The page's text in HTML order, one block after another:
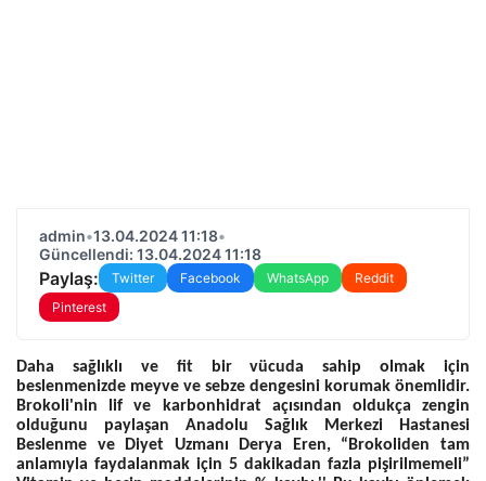
admin•13.04.2024 11:18•
Güncellendi: 13.04.2024 11:18
Paylaş: Twitter Facebook WhatsApp
Reddit
Pinterest
Daha sağlıklı ve fit bir vücuda sahip olmak için
beslenmenizde meyve ve sebze dengesini korumak önemlidir.
Brokoli'nin lif ve karbonhidrat açısından oldukça zengin
olduğunu paylaşan Anadolu Sağlık Merkezi Hastanesi
Beslenme ve Diyet Uzmanı Derya Eren, “Brokoliden tam
anlamıyla faydalanmak için 5 dakikadan fazla pişirilmemeli”